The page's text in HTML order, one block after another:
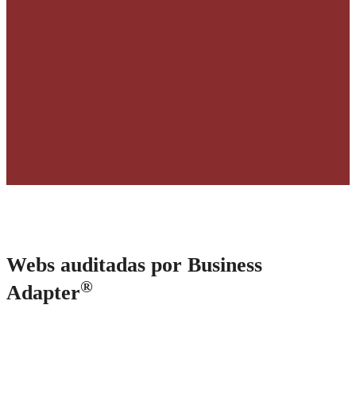
Webs auditadas por Business
Adapter®